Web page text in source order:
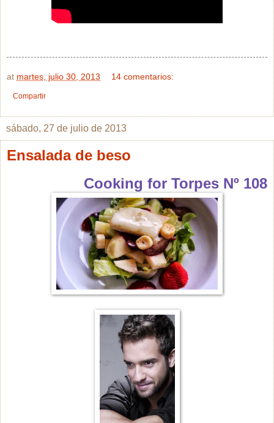
at martes, julio 30, 2013 14 comentarios:
Compartir
sábado, 27 de julio de 2013
Ensalada de beso
Cooking for Torpes Nº 108